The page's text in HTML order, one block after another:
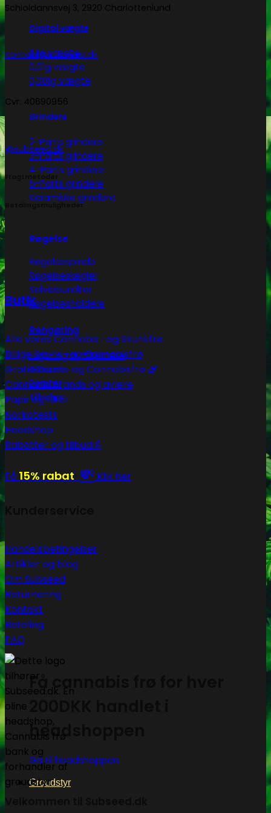
Digital vægte
0,1g vægte
0,01g vægte
0,001g vægte
Grindere
2-Parts grindere
3-Parts grindere
4-Parts grindere
5-Parts grindere
Keramiske grindere
Røgelse
Røgelsespinde
Røgelseskegler
Salviebundter
Røgelsesholdere
Rengøring
Lugt- og duftfjernere
Glasrens
Børster
Tilbehør
Få cannabis frø for hver
headshoppen
Gå til headshoppen
Groudstyr
Schioldannsvej 3, 2920 Charlottenlund
Kontakt@subseed.dk
Cvr: 40690956
@subseed.dk
Fragtmetoder
Betalingsmuligheder
Butik
Alle vores Cannabis -og Skunkfrø
Billige Skunk -og Cannabisfrø
Gratis Skunk -og Cannabisfrø 🌿
Cannabis brands og avlere
Papir og filter
Narkotests
Headshop
Rabatter og tilbud💰
Få 15% rabat 💸 Klik her
Handelsbetingelser
Artikler og blog
Om Subseed
Returnering
Kontakt
Betaling
FAQ